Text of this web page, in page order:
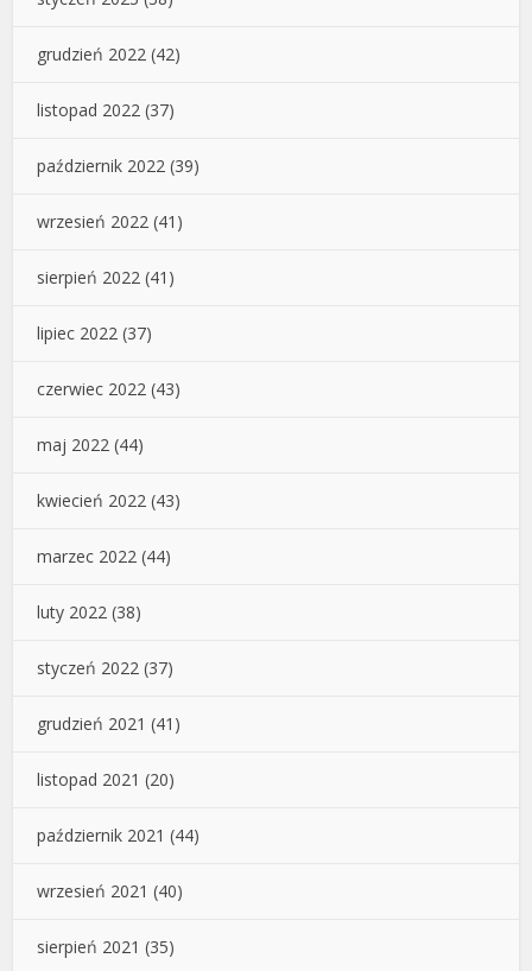
grudzień 2022 (42)
listopad 2022 (37)
październik 2022 (39)
wrzesień 2022 (41)
sierpień 2022 (41)
lipiec 2022 (37)
czerwiec 2022 (43)
maj 2022 (44)
kwiecień 2022 (43)
marzec 2022 (44)
luty 2022 (38)
styczeń 2022 (37)
grudzień 2021 (41)
listopad 2021 (20)
październik 2021 (44)
wrzesień 2021 (40)
sierpień 2021 (35)